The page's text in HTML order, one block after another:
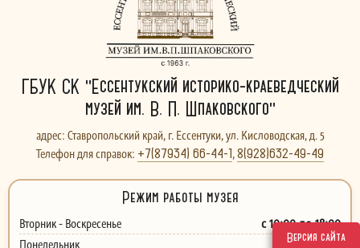
Версия сайта
ГБУК СК "Ессентукский историко-краеведческий
музей им. В. П. Шпаковского"
адрес: Ставропольский край, г. Ессентуки, ул. Кисловодская, д. 5
Телефон для справок: +7(87934) 66-44-1,8(928)632-49-49
Режим работы музея
Вторник - Воскресенье с 10:00 до 18:00
Понедельник выходной